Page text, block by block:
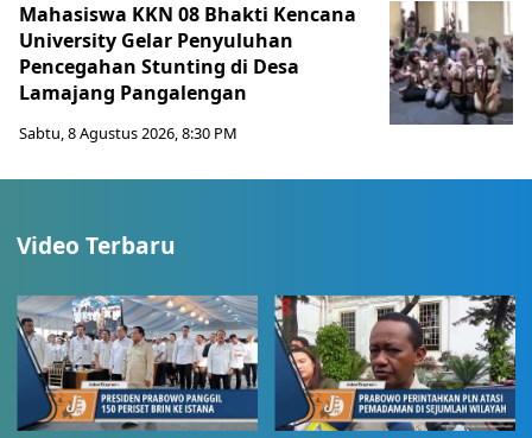
Mahasiswa KKN 08 Bhakti Kencana
University Gelar Penyuluhan
Pencegahan Stunting di Desa
Lamajang Pangalengan
Sabtu, 8 Agustus 2026, 8:30 PM
Video Terbaru